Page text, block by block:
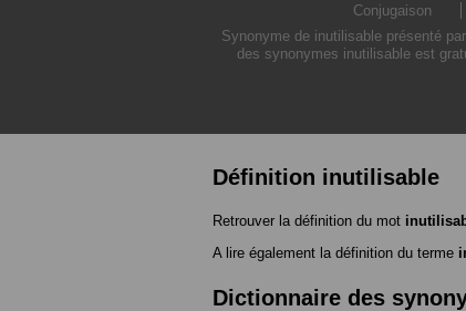
Conjugaison
Synonyme de inutilisable présenté
des synonymes inutilisable est
Définition inutilisable
Retrouver la définition du mot
A lire également la définition du terme
Dictionnaire des